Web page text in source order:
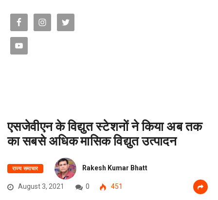
एसजेवीएन के विद्युत स्‍टेशनों ने किया अब तक
का सबसे अधिक मासिक विद्युत उत्‍पादन
राज्य समाचार Rakesh Kumar Bhatt
August 3, 2021 0 451